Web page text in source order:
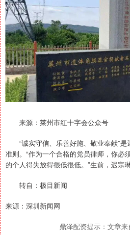
来源：莱州市红十字会公众号
“诚实守信、乐善好施、敬业奉献”是
准则。“作为一个合格的党员律师，你必
的个人得失放得很低很低。”生前，迟宗
转自：极目新闻
来源：深圳新闻网
鼎泽配资提示：文章来